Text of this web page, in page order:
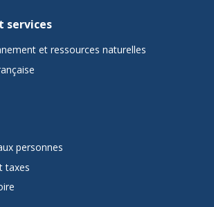
services
et ressources naturelles
personnes
taxes